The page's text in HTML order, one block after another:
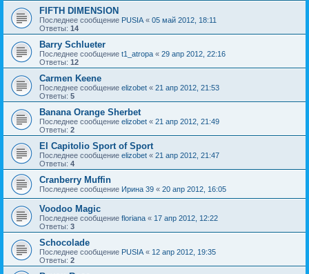
FIFTH DIMENSION
Последнее сообщение PUSIA « 05 май 2012, 18:11
Ответы: 14
Barry Schlueter
Последнее сообщение t1_atropa « 29 апр 2012, 22:16
Ответы: 12
Carmen Keene
Последнее сообщение elizobet « 21 апр 2012, 21:53
Ответы: 5
Banana Orange Sherbet
Последнее сообщение elizobet « 21 апр 2012, 21:49
Ответы: 2
El Capitolio Sport of Sport
Последнее сообщение elizobet « 21 апр 2012, 21:47
Ответы: 4
Cranberry Muffin
Последнее сообщение Ирина 39 « 20 апр 2012, 16:05
Voodoo Magic
Последнее сообщение floriana « 17 апр 2012, 12:22
Ответы: 3
Schocolade
Последнее сообщение PUSIA « 12 апр 2012, 19:35
Ответы: 2